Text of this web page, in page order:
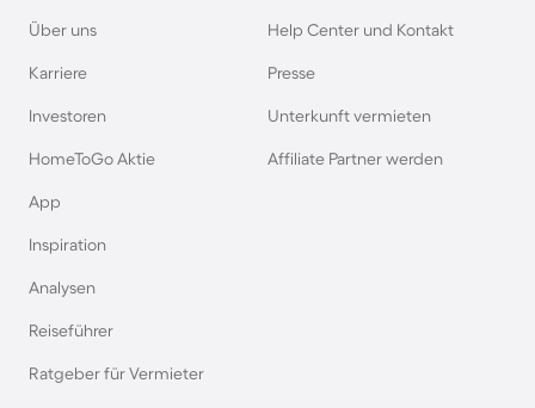
Ferienhäuser & Ferienwohnung mit Hund auf
Rügen
Gardasee
Nordsee
Ferienhäuser & Ferienwohnung mit Hund in
Über uns
Karriere
Investoren
HomeToGo Aktie
App
Inspiration
Analysen
Reiseführer
Ratgeber für Vermieter
Help Center und Kontakt
Presse
Unterkunft vermieten
Affiliate Partner werden